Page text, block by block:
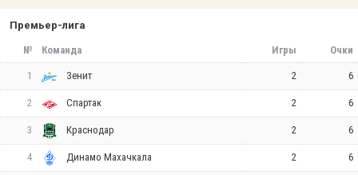
Премьер-лига
№ Команда Игры Очки
1 Зенит 2 6
2 Спартак 2 6
3 Краснодар 2 6
4 Динамо Махачкала 2 6